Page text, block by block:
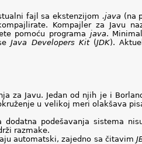
fajl sa ekstenzijom .java (na
Kompajler za Javu
pomoću programa java.
Java Developers Kit(JDK).
za Javu. Jedan od njih je i
u velikoj meri olakšava
podešavanja sistema
razmake.
automatski, zajedno sa čitavim